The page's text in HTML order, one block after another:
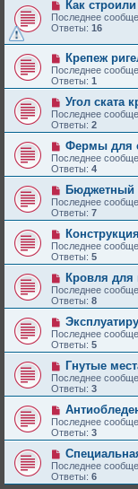
Как
Последнее
Ответы: 16
Крепеж
Последнее
Ответы: 1
Угол ската
Последнее
Ответы: 2
Фермы для
Последнее
Ответы: 4
Бюджетный
Последнее
Ответы: 7
Последнее
Ответы: 5
Кровля для
Последнее
Ответы: 8
Последнее
Ответы: 5
Гнутые
Последнее
Ответы: 3
Последнее
Ответы: 3
Последнее
Ответы: 6